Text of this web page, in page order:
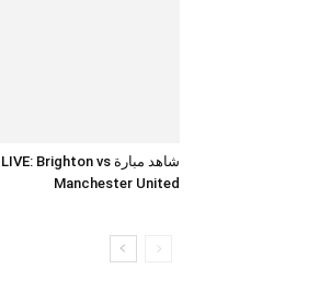
شاهد مبارة LIVE: Brighton vs
Manchester United